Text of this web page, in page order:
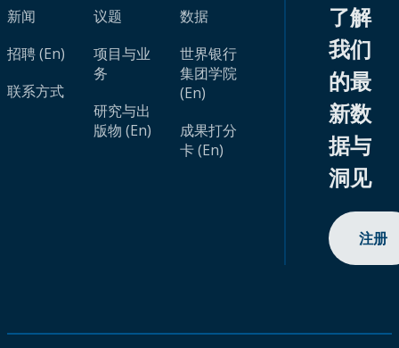
新闻
招聘 (En)
联系方式
议题
项目与业
务
研究与出
版物 (En)
数据
世界银行
集团学院
(En)
成果打分
卡 (En)
了解
我们
的最
新数
据与
洞见
注册